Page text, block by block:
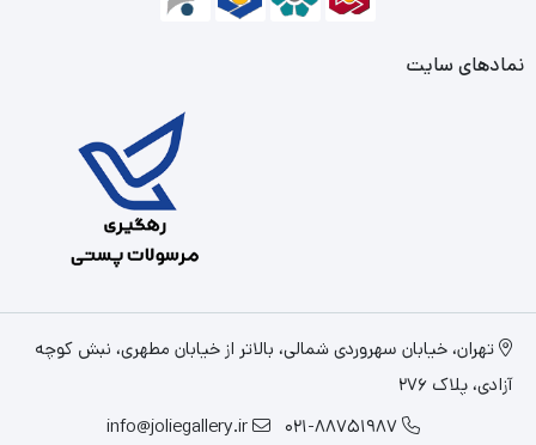
نمادهای سایت
تهران، خیابان سهروردی شمالی، بالاتر از خیابان مطهری، نبش کوچه
آزادی، پلاک 276
021-88751987
info@joliegallery.ir